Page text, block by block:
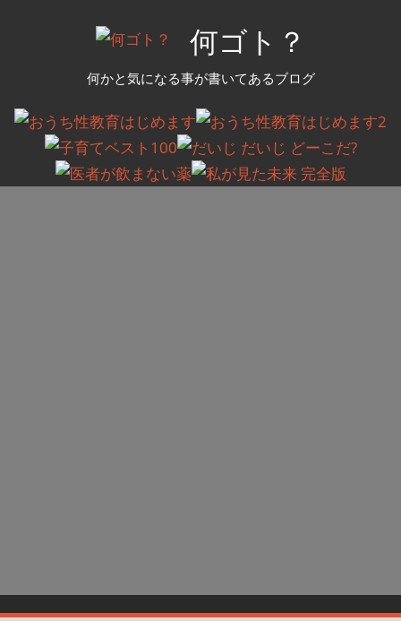
ツ
何ゴト？
何かと気になる事が書いてあるブログ